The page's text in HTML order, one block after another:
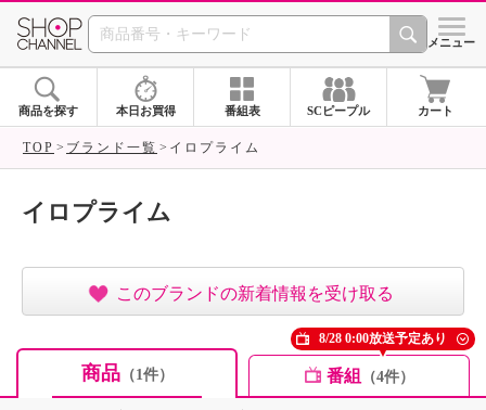
SHOP CHANNEL ショッ
メニュー
商品を探す 本日お買得 番組表 SCピープル カート
TOP ブランド一覧 イロプライム
イロプライム
このブランドの新着情報を受け取る
商品（1件） 番組 （4件）
8/28 0:00放送予定あり